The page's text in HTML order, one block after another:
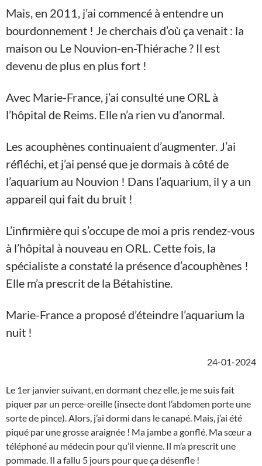
Mais, en 2011, j’ai commencé à entendre un
bourdonnement ! Je cherchais d’où ça venait : la
maison ou Le Nouvion-en-Thiérache ? Il est
devenu de plus en plus fort !
Avec Marie-France, j’ai consulté une ORL à
l’hôpital de Reims. Elle n’a rien vu d’anormal.
Les acouphènes continuaient d’augmenter. J’ai
réfléchi, et j’ai pensé que je dormais à côté de
l’aquarium au Nouvion ! Dans l’aquarium, il y a un
appareil qui fait du bruit !
L’infirmière qui s’occupe de moi a pris rendez-vous
à l’hôpital à nouveau en ORL. Cette fois, la
spécialiste a constaté la présence d’acouphènes !
Elle m’a prescrit de la Bétahistine.
Marie-France a proposé d’éteindre l’aquarium la
nuit !
24-01-2024
Le 1er janvier suivant, en dormant chez elle, je me suis fait
piquer par un perce-oreille (insecte dont l’abdomen porte une
sorte de pince). Alors, j’ai dormi dans le canapé. Mais, j’ai été
piqué par une grosse araignée ! Ma jambe a gonflé. Ma sœur a
téléphoné au médecin pour qu’il vienne. Il m’a prescrit une
pommade. Il a fallu 5 jours pour que ça désenfle !